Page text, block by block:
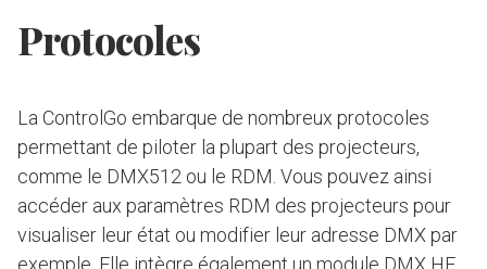
Protocoles
La ControlGo embarque de nombreux protocoles
permettant de piloter la plupart des projecteurs,
comme le DMX512 ou le RDM. Vous pouvez ainsi
accéder aux paramètres RDM des projecteurs pour
visualiser leur état ou modifier leur adresse DMX par
exemple. Elle intègre également un module DMX HF